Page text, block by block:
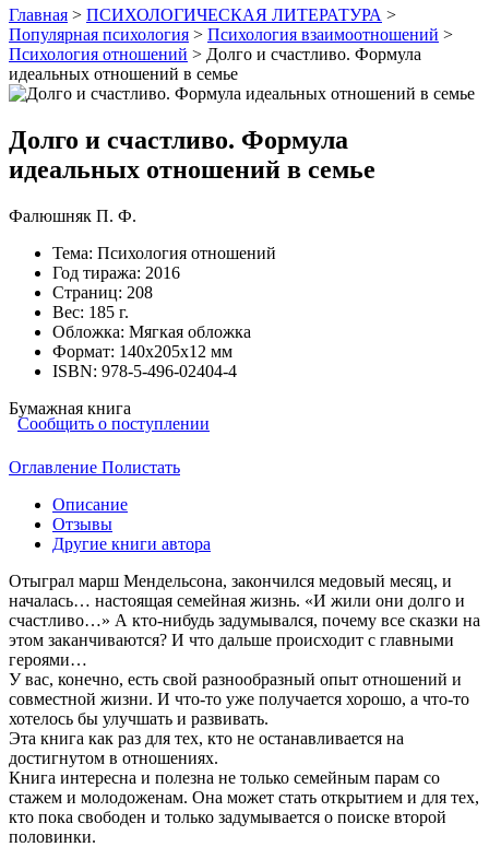
Главная > ПСИХОЛОГИЧЕСКАЯ ЛИТЕРАТУРА >
Популярная психология > Психология взаимоотношений >
Психология отношений > Долго и счастливо. Формула
идеальных отношений в семье
Долго и счастливо. Формула
идеальных отношений в семье
Фалюшняк П. Ф.
Тема: Психология отношений
Год тиража: 2016
Страниц: 208
Вес: 185 г.
Обложка: Мягкая обложка
Формат: 140х205х12 мм
ISBN: 978-5-496-02404-4
Бумажная книга
Сообщить о поступлении
Оглавление Полистать
Описание
Отзывы
Другие книги автора
Отыграл марш Мендельсона, закончился медовый месяц, и
началась… настоящая семейная жизнь. «И жили они долго и
счастливо…» А кто-нибудь задумывался, почему все сказки на
этом заканчиваются? И что дальше происходит с главными
героями…
У вас, конечно, есть свой разнообразный опыт отношений и
совместной жизни. И что-то уже получается хорошо, а что-то
хотелось бы улучшать и развивать.
Эта книга как раз для тех, кто не останавливается на
достигнутом в отношениях.
Книга интересна и полезна не только семейным парам со
стажем и молодоженам. Она может стать открытием и для тех,
кто пока свободен и только задумывается о поиске второй
половинки.